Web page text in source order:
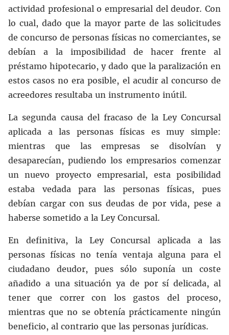
actividad profesional o empresarial del deudor. Con
lo cual, dado que la mayor parte de las solicitudes
de concurso de personas físicas no comerciantes, se
debían a la imposibilidad de hacer frente al
préstamo hipotecario, y dado que la paralización en
estos casos no era posible, el acudir al concurso de
acreedores resultaba un instrumento inútil.
La segunda causa del fracaso de la Ley Concursal
aplicada a las personas físicas es muy simple:
mientras que las empresas se disolvían y
desaparecían, pudiendo los empresarios comenzar
un nuevo proyecto empresarial, esta posibilidad
estaba vedada para las personas físicas, pues
debían cargar con sus deudas de por vida, pese a
haberse sometido a la Ley Concursal.
En definitiva, la Ley Concursal aplicada a las
personas físicas no tenía ventaja alguna para el
ciudadano deudor, pues sólo suponía un coste
añadido a una situación ya de por sí delicada, al
tener que correr con los gastos del proceso,
mientras que no se obtenía prácticamente ningún
beneficio, al contrario que las personas jurídicas.